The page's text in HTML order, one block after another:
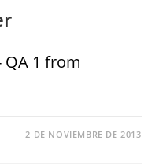
QA 1 from
2 DE NOVIEMBRE DE 2013